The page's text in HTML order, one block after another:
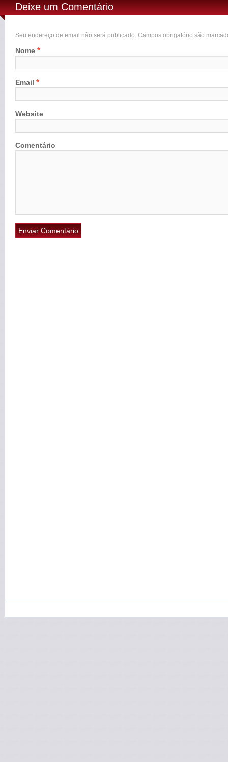
Deixe um Comentário
Seu endereço de email não será publicado. Campos obrigatório são
Nome *
Email *
Website
Comentário